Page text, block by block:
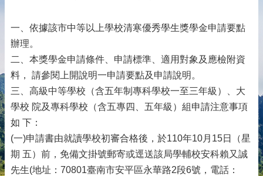
一、依據該市中等以上學校清寒優秀學生獎學金申請要點
辦理。
二、本獎學金申請條件、申請標準、適用對象及應檢附資
料， 請參閱上開說明一申請要點及申請說明。
三、高級中等學校（含五年制專科學校一至三年級）、大
學校 院及專科學校（含五專四、五年級）組申請注意事項
如 下：
(一)申請書由就讀學校初審合格後，於110年10月15日（星
期 五）前，免備文掛號郵寄或逕送該局學輔校安科賴又誠
先生(地址：70801臺南市安平區永華路2段6號，電話：